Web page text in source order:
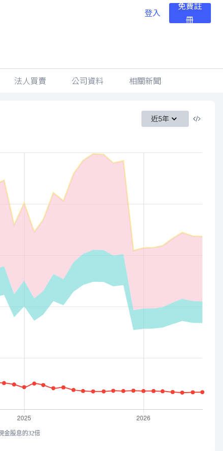
登入
免費註
冊
法人買賣 公司資料 相關新聞
近5年
金股息的32倍